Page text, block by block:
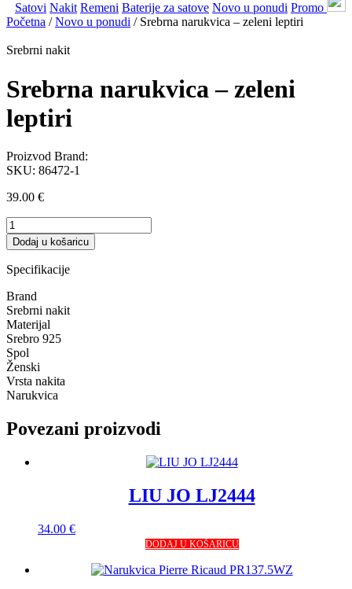
Satovi Nakit Remeni Baterije za satove Novo u ponudi Promo
Početna /Novo u ponudi / Srebrna narukvica – zeleni leptiri
Srebrni nakit
Srebrna narukvica – zeleni
leptiri
SKU: 86472-1
Proizvod Brand:
39.00 €
Srebrna
narukvica
-
zeleni
leptiri
količina
Dodaj u košaricu
Specifikacije
Brand
Srebrni nakit
Materijal
Srebro 925
Spol
Ženski
Vrsta nakita
Narukvica
Povezani proizvodi
LIU JO LJ2444
34.00 €
DODAJ U KOŠARICU